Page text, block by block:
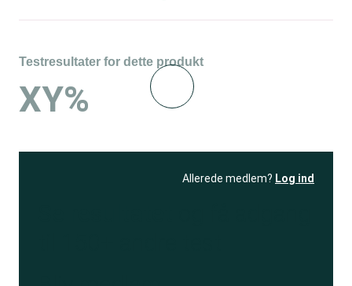
Testresultater for dette produkt
XY%
Allerede medlem? Log ind